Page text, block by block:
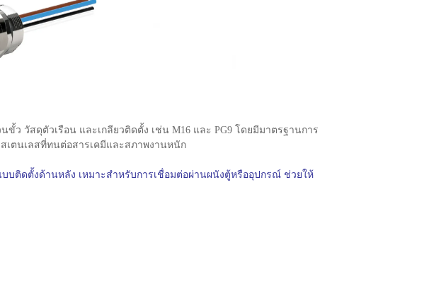
ขั้ว วัสดุตัวเรือน และเกลียวติดตั้ง เช่น M16 และ PG9 โดยมีมาตรฐานการ
สเตนเลสที่ทนต่อสารเคมีและสภาพงานหนัก
ติดตั้งด้านหลัง เหมาะสำหรับการเชื่อมต่อผ่านผนังตู้หรืออุปกรณ์ ช่วยให้